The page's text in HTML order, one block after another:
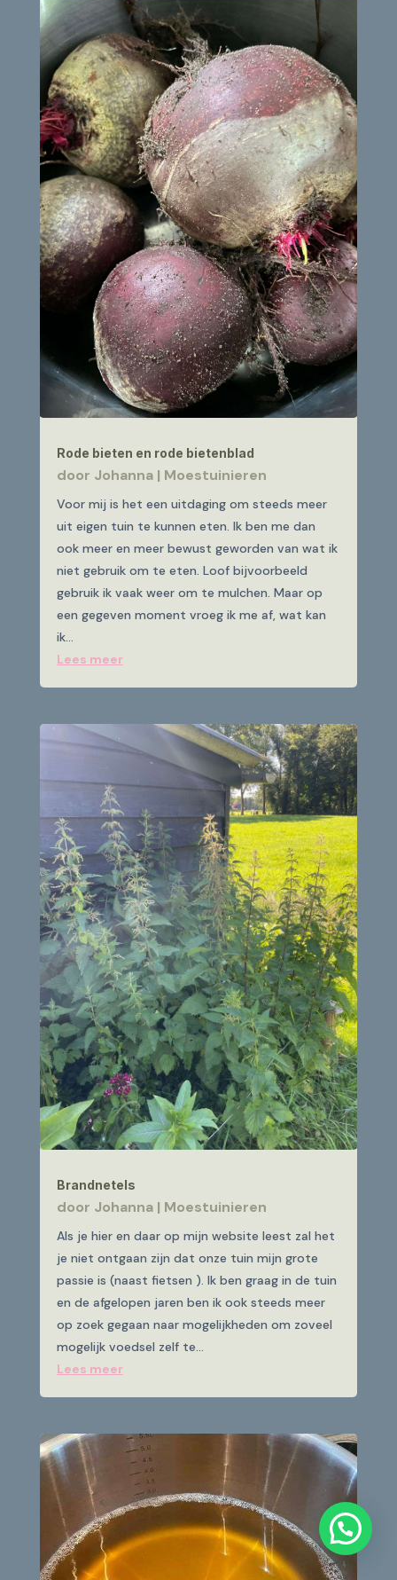
Rode bieten en rode bietenblad
door Johanna| Moestuinieren
Voor mij is het een uitdaging om steeds meer
uit eigen tuin te kunnen eten. Ik ben me dan
ook meer en meer bewust geworden van wat ik
niet gebruik om te eten. Loof bijvoorbeeld
gebruik ik vaak weer om te mulchen. Maar op
een gegeven moment vroeg ik me af, wat kan
ik...
Lees meer
Brandnetels
door Johanna| Moestuinieren
Als je hier en daar op mijn website leest zal het
je niet ontgaan zijn dat onze tuin mijn grote
passie is (naast fietsen ). Ik ben graag in de tuin
en de afgelopen jaren ben ik ook steeds meer
op zoek gegaan naar mogelijkheden om zoveel
mogelijk voedsel zelf te...
Lees meer